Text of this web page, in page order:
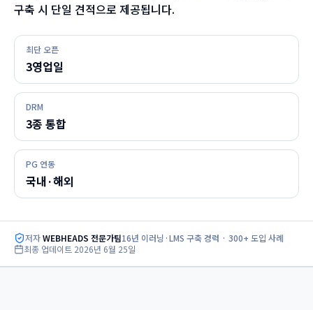
구축 시 단일 견적으로 제공됩니다.
최단 오픈
3영업일
DRM
3종 통합
PG 연동
국내·해외
저자WEBHEADS 전문가팀16년 이러닝·LMS 구축 경력 · 300+ 도입 사례
최종 업데이트 2026년 6월 25일